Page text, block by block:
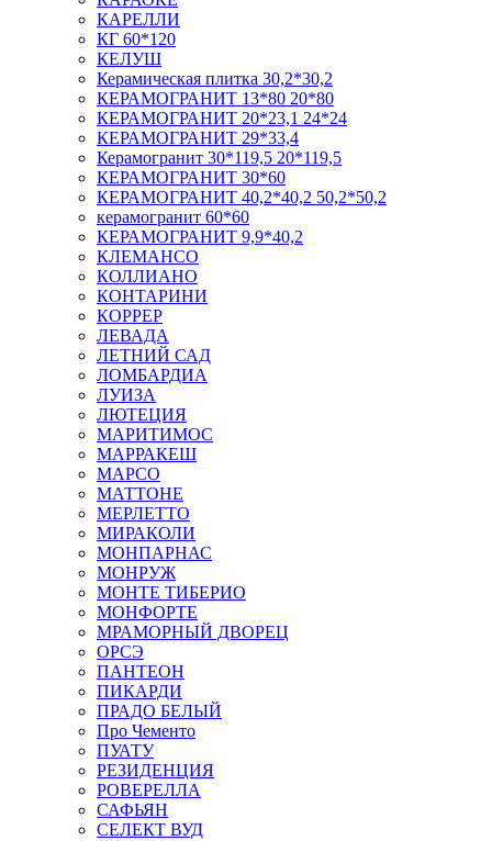
КАРЕЛЛИ
КГ 60*120
КЕЛУШ
Керамическая плитка 30,2*30,2
КЕРАМОГРАНИТ 13*80 20*80
КЕРАМОГРАНИТ 20*23,1 24*24
КЕРАМОГРАНИТ 29*33,4
Керамогранит 30*119,5 20*119,5
КЕРАМОГРАНИТ 30*60
КЕРАМОГРАНИТ 40,2*40,2 50,2*50,2
керамогранит 60*60
КЕРАМОГРАНИТ 9,9*40,2
КЛЕМАНСО
КОЛЛИАНО
КОНТАРИНИ
КОРРЕР
ЛЕВАДА
ЛЕТНИЙ САД
ЛОМБАРДИА
ЛУИЗА
ЛЮТЕЦИЯ
МАРИТИМОС
МАРРАКЕШ
МАРСО
МАТТОНЕ
МЕРЛЕТТО
МИРАКОЛИ
МОНПАРНАС
МОНРУЖ
МОНТЕ ТИБЕРИО
МОНФОРТЕ
МРАМОРНЫЙ ДВОРЕЦ
ОРСЭ
ПАНТЕОН
ПИКАРДИ
ПРАДО БЕЛЫЙ
Про Чементо
ПУАТУ
РЕЗИДЕНЦИЯ
РОВЕРЕЛЛА
САФЬЯН
СЕЛЕКТ ВУД